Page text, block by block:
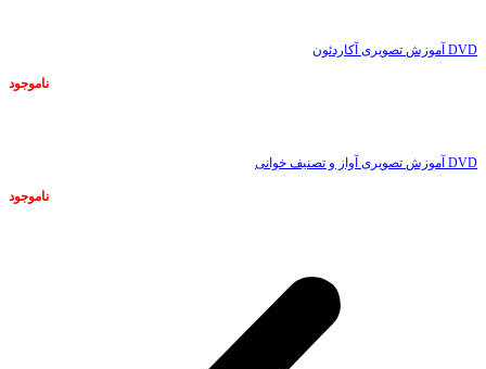
DVD آموزش تصویری آکاردئون
ناموجود
DVD آموزش تصویری آواز و تصنیف خوانی
ناموجود